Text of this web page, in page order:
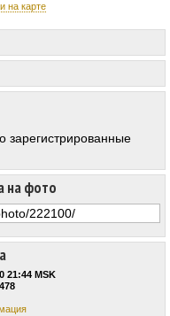
на карте
21:44 MSK
478
на фото
зарегистрированные